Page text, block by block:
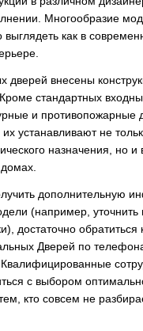
Многообразие
выглядеть как в
дверей внесены
стандартных
и противопожарные
устанавливают не
назначения, но и
дополнительную
(например, уточнить
достаточно
Дверей по
с выбором
кто совсем не